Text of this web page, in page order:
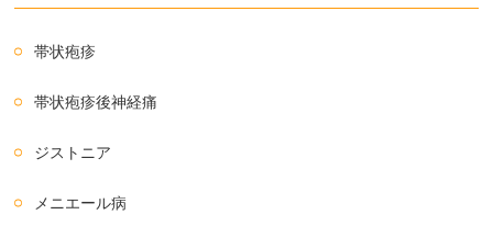
帯状疱疹
帯状疱疹後神経痛
ジストニア
メニエール病